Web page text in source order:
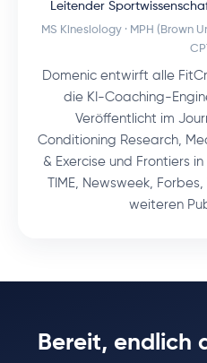
Leitender
MS Kinesiology · MPH (Brown
Domenic entwirft alle
die KI-Coaching-
Veröffentlicht im
Conditioning Research,
& Exercise und Frontiers
TIME, Newsweek,
weiteren
Bereit, endlich